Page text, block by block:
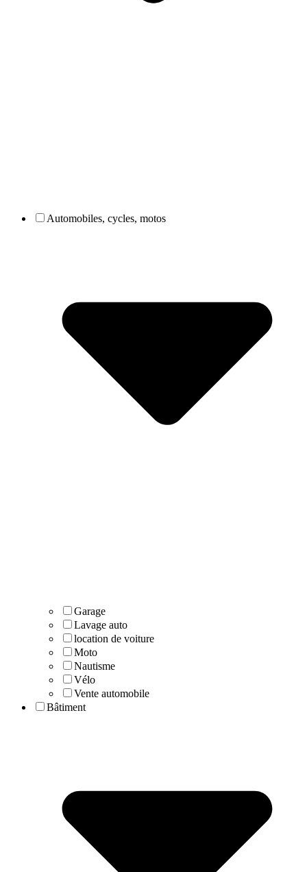
Automobiles, cycles, motos
Garage
Lavage auto
location de voiture
Moto
Nautisme
Vélo
Vente automobile
Bâtiment